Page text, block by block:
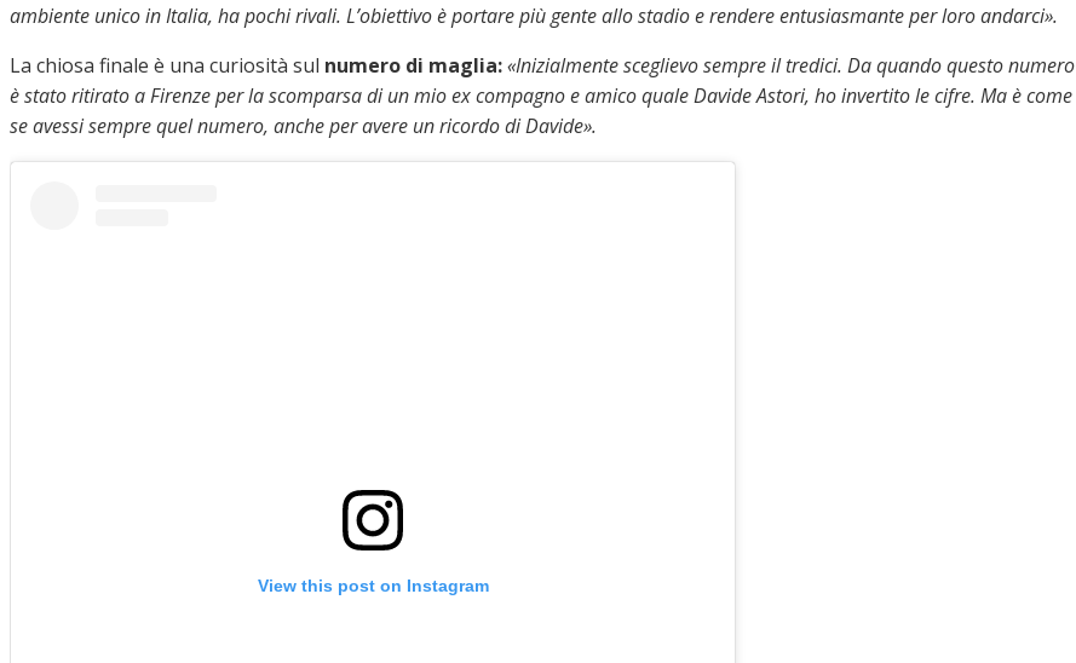
ambiente unico in Italia, ha pochi rivali. L’obiettivo è portare più gente allo stadio e rendere entusiasmante per loro andarci».
La chiosa finale è una curiosità sul numero di maglia:«Inizialmente sceglievo sempre il tredici. Da quando questo numero
è stato ritirato a Firenze per la scomparsa di un mio ex compagno e amico quale Davide Astori, ho invertito le cifre. Ma è come
se avessi sempre quel numero, anche per avere un ricordo di Davide».
View this post on Instagram